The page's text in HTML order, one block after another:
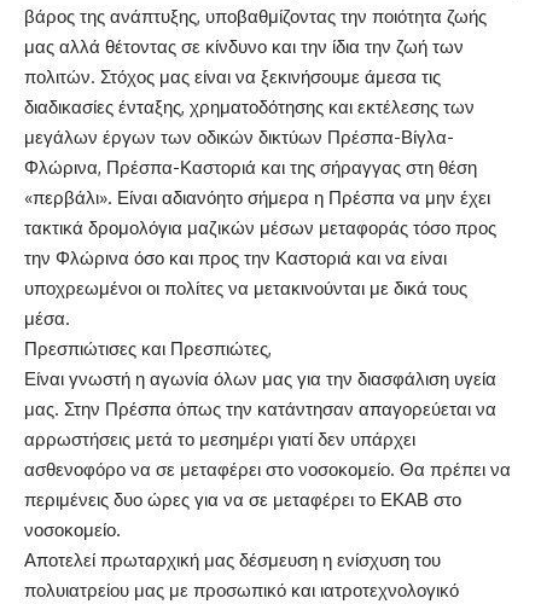
βάρος της ανάπτυξης, υποβαθμίζοντας την ποιότητα ζωής
μας αλλά θέτοντας σε κίνδυνο και την ίδια την ζωή των
πολιτών. Στόχος μας είναι να ξεκινήσουμε άμεσα τις
διαδικασίες ένταξης, χρηματοδότησης και εκτέλεσης των
μεγάλων έργων των οδικών δικτύων Πρέσπα-Βίγλα-
Φλώρινα, Πρέσπα-Καστοριά και της σήραγγας στη θέση
«περβάλι». Είναι αδιανόητο σήμερα η Πρέσπα να μην έχει
τακτικά δρομολόγια μαζικών μέσων μεταφοράς τόσο προς
την Φλώρινα όσο και προς την Καστοριά και να είναι
υποχρεωμένοι οι πολίτες να μετακινούνται με δικά τους
μέσα.
Πρεσπιώτισες και Πρεσπιώτες,
Είναι γνωστή η αγωνία όλων μας για την διασφάλιση υγεία
μας. Στην Πρέσπα όπως την κατάντησαν απαγορεύεται να
αρρωστήσεις μετά το μεσημέρι γιατί δεν υπάρχει
ασθενοφόρο να σε μεταφέρει στο νοσοκομείο. Θα πρέπει να
περιμένεις δυο ώρες για να σε μεταφέρει το ΕΚΑΒ στο
νοσοκομείο.
Αποτελεί πρωταρχική μας δέσμευση η ενίσχυση του
πολυιατρείου μας με προσωπικό και ιατροτεχνολογικό